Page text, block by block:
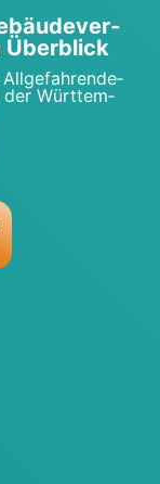
Über­blick
All­ge­fah­ren­de­
der Würt­tem­